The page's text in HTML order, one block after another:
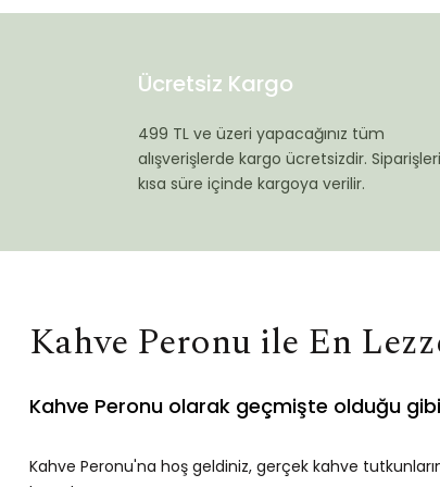
Ücretsiz Kargo
499 TL ve üzeri yapacağınız tüm
alışverişlerde kargo ücretsizdir.
kısa süre içinde kargoya verilir.
Kahve Peronu ile En
Kahve Peronu olarak geçmişte olduğu
Kahve Peronu'na hoş geldiniz, gerçek kahve